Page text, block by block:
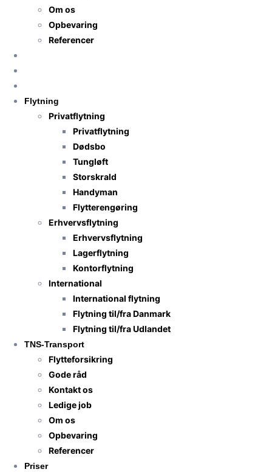
Om os
Opbevaring
Referencer
Flytning
Privatflytning
Privatflytning
Dødsbo
Tungløft
Storskrald
Handyman
Flytterengøring
Erhvervsflytning
Erhvervsflytning
Lagerflytning
Kontorflytning
International
International flytning
Flytning til/fra Danmark
Flytning til/fra Udlandet
TNS-Transport
Flytteforsikring
Gode råd
Kontakt os
Ledige job
Om os
Opbevaring
Referencer
Priser